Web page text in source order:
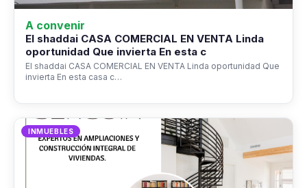
A convenir
El shaddai CASA COMERCIAL EN VENTA Linda
oportunidad Que invierta En esta c
El shaddai CASA COMERCIAL EN VENTA Linda oportunidad Que
invierta En esta casa c…
INMUEBLES